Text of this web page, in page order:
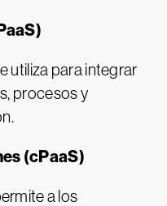
utiliza para integrar
procesos y
(cPaaS)
a los